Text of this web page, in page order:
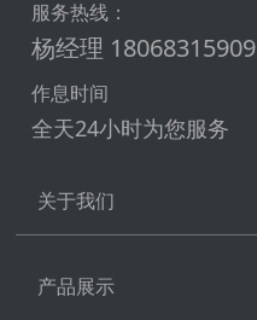
服务热线：
杨经理 18068315909
作息时间
全天24小时为您服务
关于我们
产品展示